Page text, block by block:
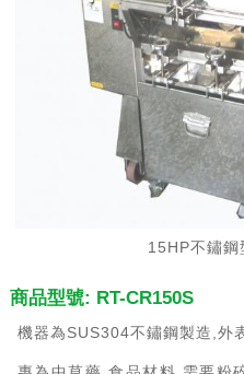
15HP不鏽鋼
商品型號: RT-CR150S
機器為SUS304不鏽鋼製造,外